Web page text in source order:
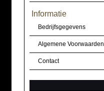
Informatie
Bedrijfsgegevens
Algemene Voorwaarden
Contact